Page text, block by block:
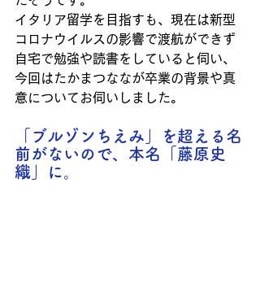
イタリア留学を目指すも、現在は新型
コロナウイルスの影響で渡航ができず
自宅で勉強や読書をしていると伺い、
今回はたかまつななが卒業の背景や真
意についてお伺いしました。
「ブルゾンちえみ」を超える名
前がないので、本名「藤原史
織」に。